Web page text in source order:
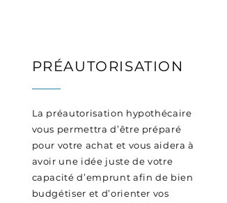
PRÉAUTORISATION
La préautorisation hypothécaire
vous permettra d’être préparé
pour votre achat et vous aidera à
avoir une idée juste de votre
capacité d’emprunt afin de bien
budgétiser et d’orienter vos